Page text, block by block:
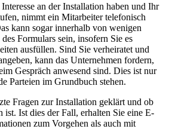
an der Installation haben und Ihr
nimmt ein Mitarbeiter telefonisch
kann sogar innerhalb von wenigen
Formulars sein, insofern Sie es
ausfüllen. Sind Sie verheiratet und
kann das Unternehmen fordern,
Gespräch anwesend sind. Dies ist nur
Parteien im Grundbuch stehen.
Fragen zur Installation geklärt und ob
ist. Ist dies der Fall, erhalten Sie eine E-
zum Vorgehen als auch mit